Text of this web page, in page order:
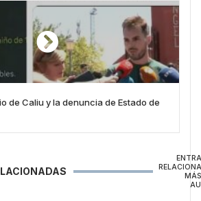
de Caliu y la denuncia de Estado de